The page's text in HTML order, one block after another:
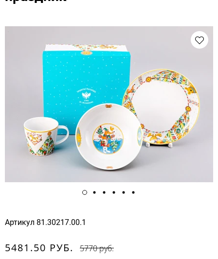
Артикул 81.30217.00.1
5481.50 РУБ. 5770 руб.